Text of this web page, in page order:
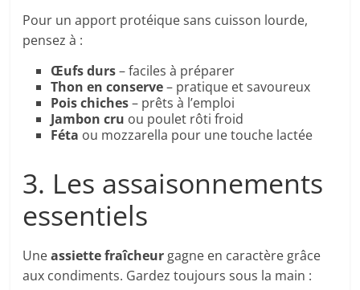
Pour un apport protéique sans cuisson lourde,
pensez à :
Œufs durs– faciles à préparer
Thon en conserve– pratique et savoureux
Pois chiches– prêts à l’emploi
Jambon cru ou poulet rôti froid
Féta ou mozzarella pour une touche lactée
3. Les assaisonnements
essentiels
Uneassiette fraîcheur gagne en caractère grâce
aux condiments. Gardez toujours sous la main :